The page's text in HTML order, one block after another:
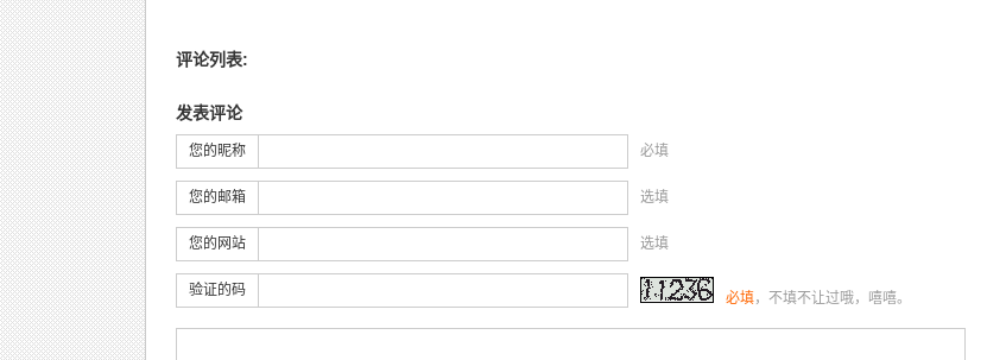
评论列表:
发表评论
您的昵称 必填
您的邮箱 选填
您的网站 选填
验证的码 必填，不填不让过哦，嘻嘻。